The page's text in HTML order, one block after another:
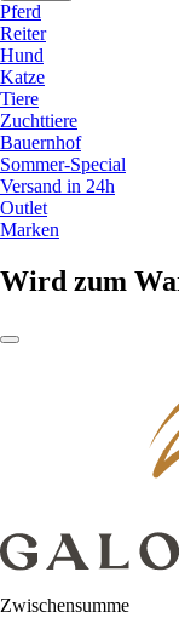
Pferd
Reiter
Hund
Katze
Tiere
Zuchttiere
Bauernhof
Sommer-Special
Versand in 24h
Outlet
Marken
Wird zum
Zwischensumme